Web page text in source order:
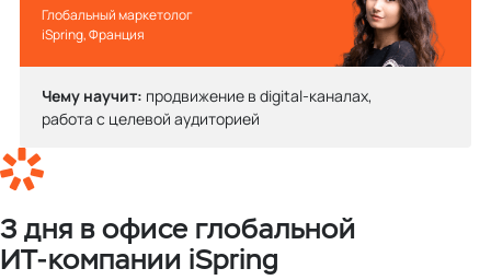
Глобальный маркетолог
iSpring, Франция
Чему научит: продвижение в digital-каналах,
работа с целевой аудиторией
3 дня в офисе глобальной
ИТ‑компании iSpring